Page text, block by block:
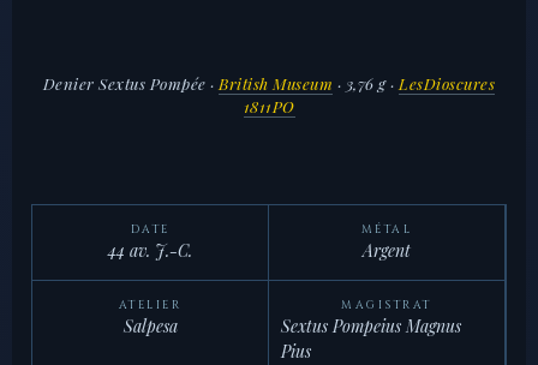
Denier Sextus Pompée · British Museum · 3,76 g · LesDioscures
1811PO
DATE
44 av. J.-C.
MÉTAL
Argent
ATELIER
Salpesa
MAGISTRAT
Sextus Pompeius Magnus
Pius